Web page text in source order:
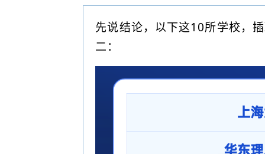
先说结论，以下这10所学校，
二：